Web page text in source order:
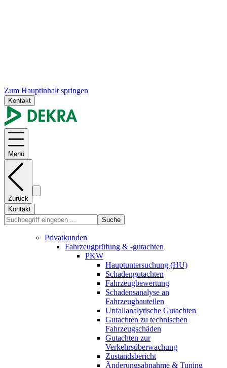
Zum Hauptinhalt springen
Kontakt
Menü
Zurück
Kontakt
Suche
Privatkunden
Fahrzeugprüfung & -gutachten
PKW
Hauptuntersuchung (HU)
Schadengutachten
Fahrzeugbewertung
Schadensanalyse an
Fahrzeugbauteilen
Unfallanalytische Gutachten
Gutachten zu technischen
Fahrzeugschäden
Gutachten zur
Verkehrsüberwachung
Zustandsbericht
Änderungsabnahme & Tuning